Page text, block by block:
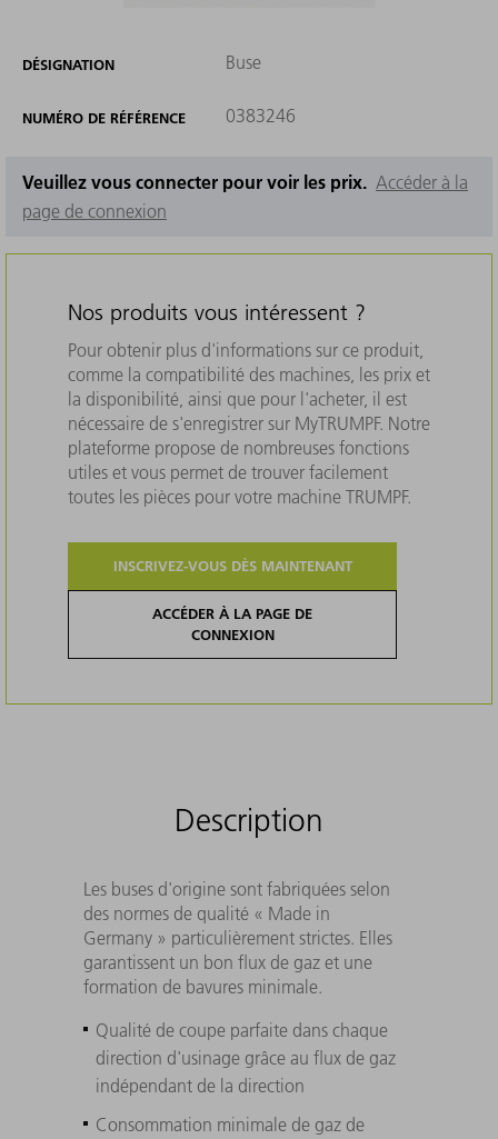
DÉSIGNATION Buse
NUMÉRO DE RÉFÉRENCE 0383246
Veuillez vous connecter pour voir les prix. Accéder à la
page de connexion
Nos produits vous intéressent ?
Pour obtenir plus d'informations sur ce produit,
comme la compatibilité des machines, les prix et
la disponibilité, ainsi que pour l'acheter, il est
nécessaire de s'enregistrer sur MyTRUMPF. Notre
plateforme propose de nombreuses fonctions
utiles et vous permet de trouver facilement
toutes les pièces pour votre machine TRUMPF.
INSCRIVEZ-VOUS DÈS MAINTENANT
ACCÉDER À LA PAGE DE
CONNEXION
Description
Les buses d'origine sont fabriquées selon
des normes de qualité « Made in
Germany » particulièrement strictes. Elles
garantissent un bon flux de gaz et une
formation de bavures minimale.
Qualité de coupe parfaite dans chaque
direction d'usinage grâce au flux de gaz
indépendant de la direction
Consommation minimale de gaz de